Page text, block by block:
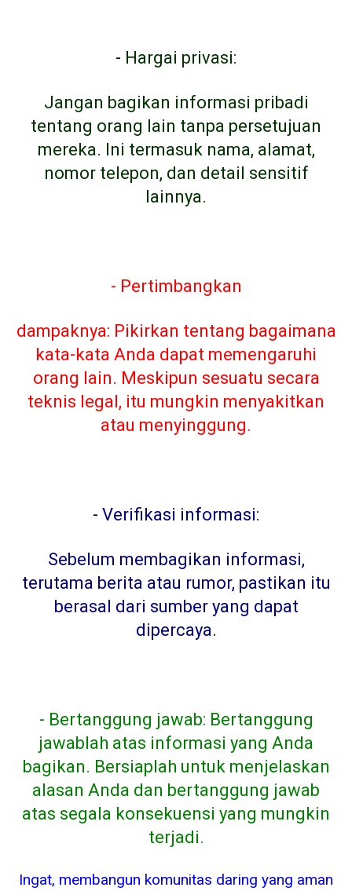
- Hargai privasi:
Jangan bagikan informasi pribadi
tentang orang lain tanpa persetujuan
mereka. Ini termasuk nama, alamat,
nomor telepon, dan detail sensitif
lainnya.
- Pertimbangkan
dampaknya: Pikirkan tentang bagaimana
kata-kata Anda dapat memengaruhi
orang lain. Meskipun sesuatu secara
teknis legal, itu mungkin menyakitkan
atau menyinggung.
- Verifikasi informasi:
Sebelum membagikan informasi,
terutama berita atau rumor, pastikan itu
berasal dari sumber yang dapat
dipercaya.
- Bertanggung jawab: Bertanggung
jawablah atas informasi yang Anda
bagikan. Bersiaplah untuk menjelaskan
alasan Anda dan bertanggung jawab
atas segala konsekuensi yang mungkin
terjadi.
Ingat, membangun komunitas daring yang aman